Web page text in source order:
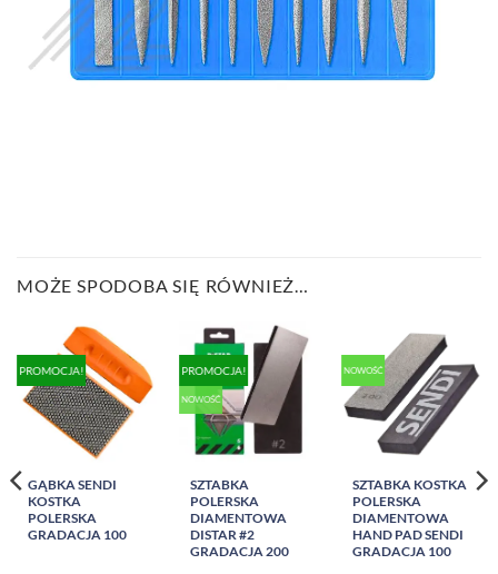
MOŻE SPODOBA SIĘ RÓWNIEŻ…
PROMOCJA!
GĄBKA SENDI
KOSTKA
POLERSKA
GRADACJA 100
PROMOCJA!
NOWOŚĆ
SZTABKA
POLERSKA
DIAMENTOWA
DISTAR #2
GRADACJA 200
NOWOŚĆ
SZTABKA KOSTKA
POLERSKA
DIAMENTOWA
HAND PAD SENDI
GRADACJA 100